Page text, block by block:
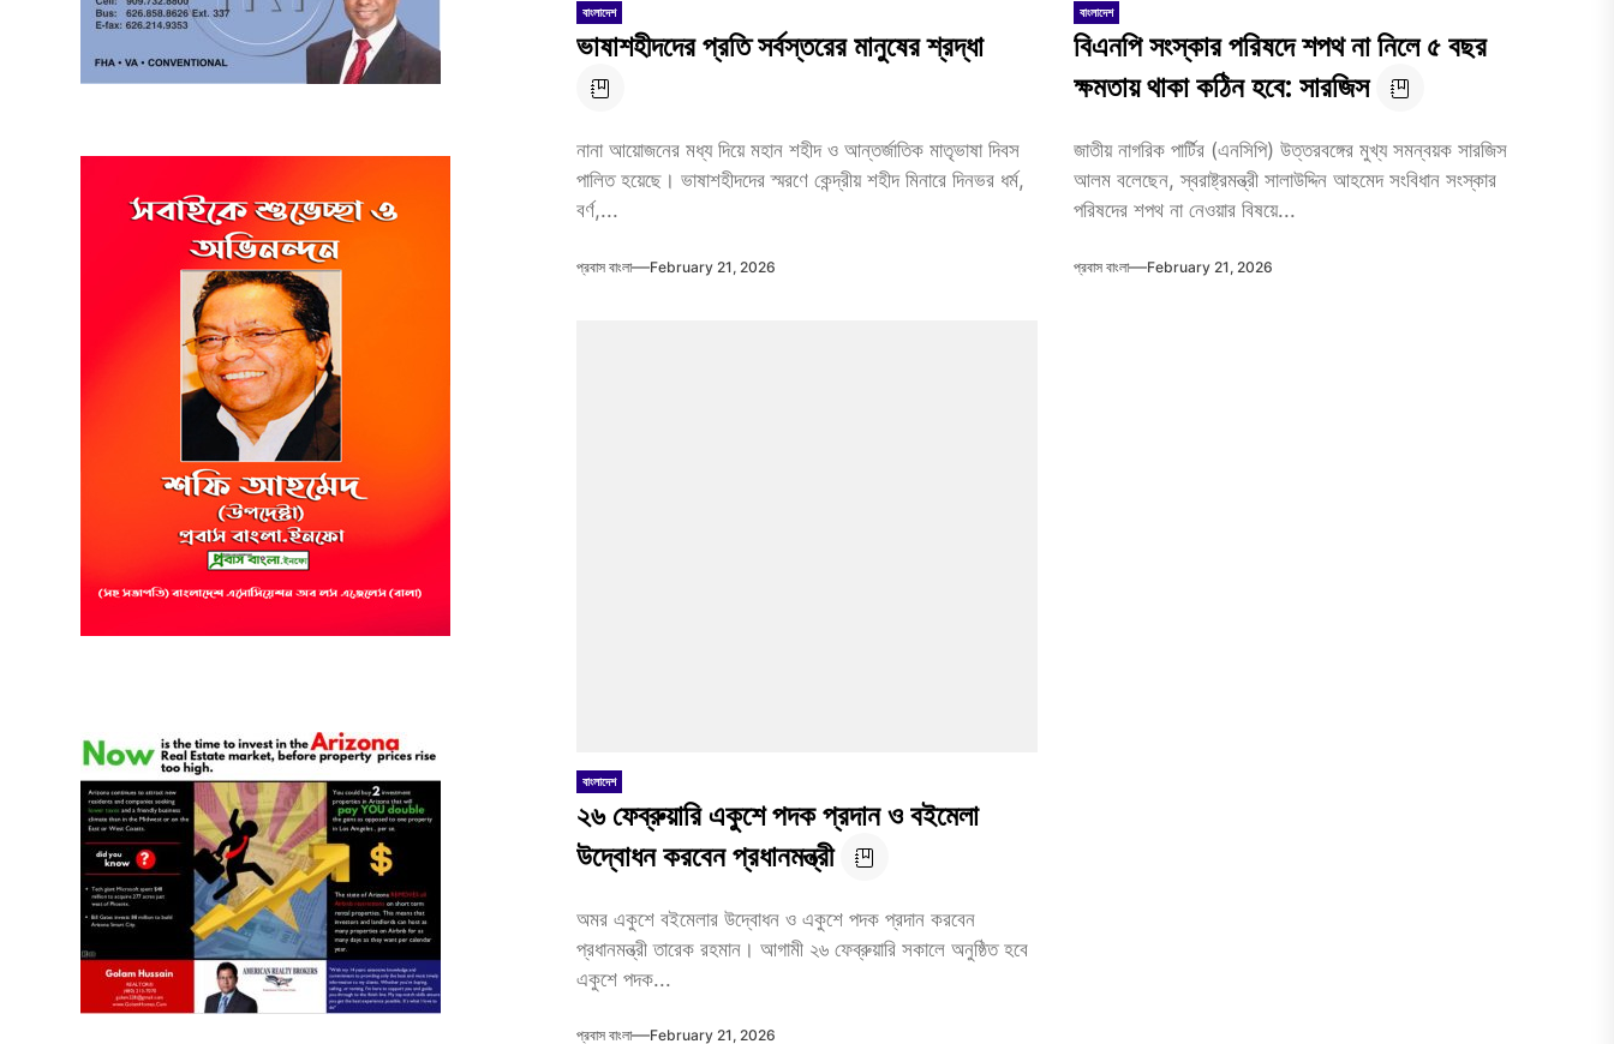
বাংলাদেশ
ভাষাশহীদদের প্রতি সর্বস্তরের মানুষের শ্রদ্ধা
নানা আয়োজনের মধ্য দিয়ে মহান শহীদ ও আন্তর্জাতিক মাতৃভাষা দিবস
পালিত হয়েছে। ভাষাশহীদদের স্মরণে কেন্দ্রীয় শহীদ মিনারে দিনভর ধর্ম,
বর্ণ,...
প্রবাস বাংলা February 21, 2026
বাংলাদেশ
বিএনপি সংস্কার পরিষদে শপথ না নিলে ৫ বছর
ক্ষমতায় থাকা কঠিন হবে: সারজিস
জাতীয় নাগরিক পার্টির (এনসিপি) উত্তরবঙ্গের মুখ্য সমন্বয়ক সারজিস
আলম বলেছেন, স্বরাষ্ট্রমন্ত্রী সালাউদ্দিন আহমেদ সংবিধান সংস্কার
পরিষদের শপথ না নেওয়ার বিষয়ে...
প্রবাস বাংলা February 21, 2026
বাংলাদেশ
২৬ ফেব্রুয়ারি একুশে পদক প্রদান ও বইমেলা
উদ্বোধন করবেন প্রধানমন্ত্রী
অমর একুশে বইমেলার উদ্বোধন ও একুশে পদক প্রদান করবেন
প্রধানমন্ত্রী তারেক রহমান। আগামী ২৬ ফেব্রুয়ারি সকালে অনুষ্ঠিত হবে
একুশে পদক...
প্রবাস বাংলা February 21, 2026